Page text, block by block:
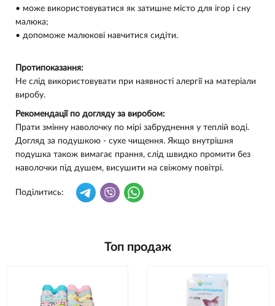
• може використовуватися як затишне місто для ігор і сну
малюка;
• допоможе малюкові навчитися сидіти.
Протипоказання:
Не слід використовувати при наявності алергії на матеріали
виробу.
Рекомендації по догляду за виробом:
Прати змінну наволочку по мірі забруднення у теплій воді.
Догляд за подушкою - сухе чищення. Якщо внутрішня
подушка також вимагає прання, слід швидко промити без
наволочки під душем, висушити на свіжому повітрі.
Поділитись:
Топ продаж